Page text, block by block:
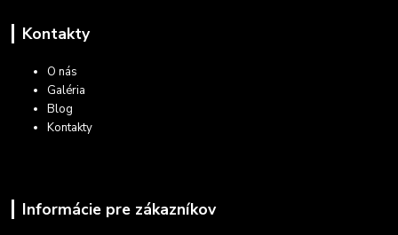
Kontakty
O nás
Galéria
Blog
Kontakty
Informácie pre zákazníkov